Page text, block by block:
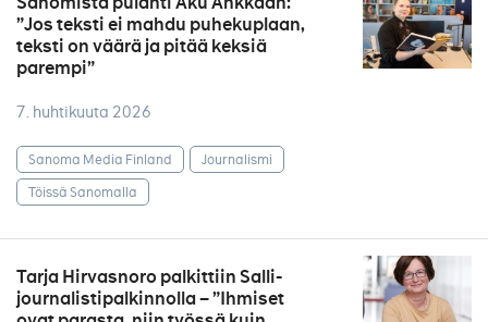
”Jos teksti ei mahdu puhekuplaan,
teksti on väärä ja pitää keksiä
parempi”
7. huhtikuuta 2026
Sanoma Media Finland
Journalismi
Töissä Sanomalla
Tarja Hirvasnoro palkittiin Salli-
journalistipalkinnolla – ”Ihmiset